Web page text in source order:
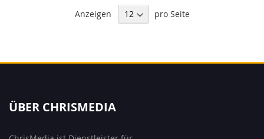
Anzeigen pro Seite
ÜBER CHRISMEDIA